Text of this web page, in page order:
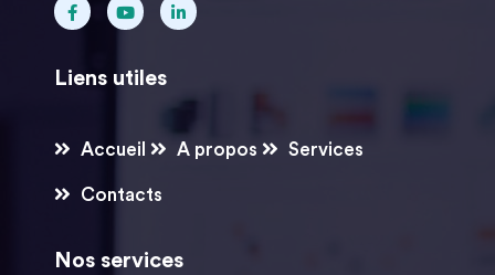
Liens utiles
Accueil A propos Services
Contacts
Nos services